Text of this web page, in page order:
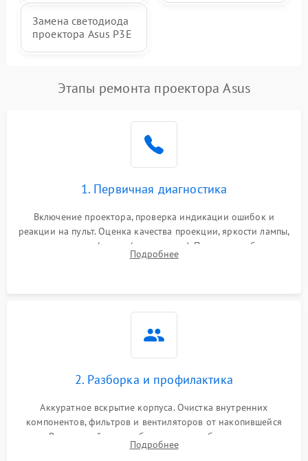
Замена светодиода
проектора Asus P3E
Этапы ремонта проектора Asus
1. Первичная диагностика
Включение проектора, проверка индикации ошибок и
реакции на пульт. Оценка качества проекции, яркости лампы,
наличия артефактов (точки, пятна). Проверка работы
системы охлаждения по уровню шума вентиляторов.
Подробнее
2. Разборка и профилактика
Аккуратное вскрытие корпуса. Очистка внутренних
компонентов, фильтров и вентиляторов от накопившейся
пыли. Визуальный осмотр блока питания, балласта лампы и
материнской платы на наличие прогаров или вздутых
Подробнее